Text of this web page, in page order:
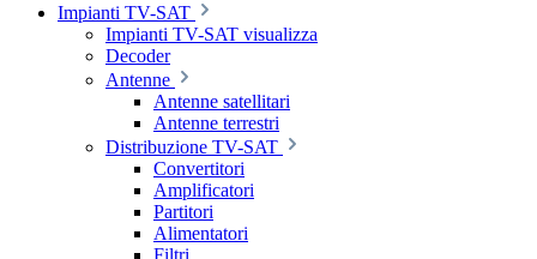
Impianti TV-SAT
Impianti TV-SAT visualizza
Decoder
Antenne
Antenne satellitari
Antenne terrestri
Distribuzione TV-SAT
Convertitori
Amplificatori
Partitori
Alimentatori
Filtri